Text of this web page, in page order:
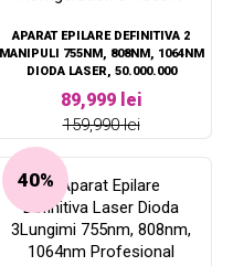
APARAT EPILARE DEFINITIVA 2
MANIPULI 755NM, 808NM, 1064NM
DIODA LASER, 50.000.000
IMPULSURI, EPILARE LASER
DEFINITIVA PROFESIONALA SALON
TEC+SAPPHIRE REFRIGERATION 8-
89,999 lei
159,990 lei
40%